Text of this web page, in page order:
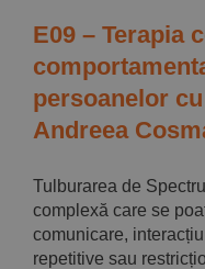
E09 – Terapia
persoanelor
Andreea
Tulburarea de
complexă care se
comunicare,
repetitive sau